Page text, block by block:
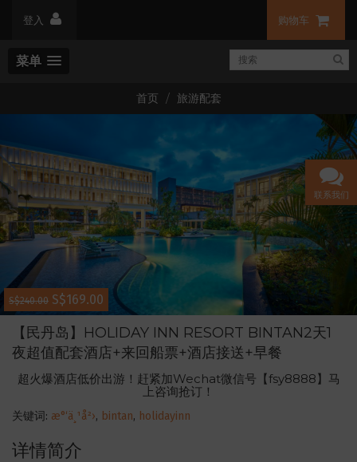
登入 购物车
菜单
首页 旅游配套
联系我们
S$240.00 S$169.00
【民丹岛】HOLIDAY INN RESORT BINTAN2天1
夜超值配套酒店+来回船票+酒店接送+早餐
超火爆酒店低价出游！赶紧加Wechat微信号【fsy8888】马
上咨询抢订！
关键词: æ°‘ä¸¹å²›, bintan, holidayinn
详情简介